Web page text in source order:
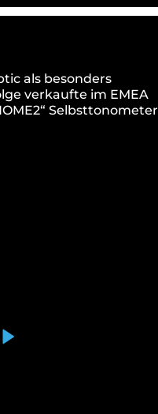
als besonders
verkaufte im EMEA
Selbsttonometer